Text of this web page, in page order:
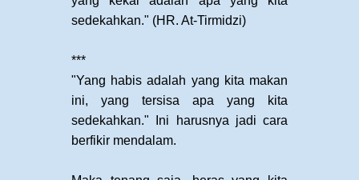
sedekahkan." (HR. At-Tirmidzi)
***
"Yang habis adalah yang kita makan
ini, yang tersisa apa yang kita
sedekahkan." Ini harusnya jadi cara
berfikir mendalam.